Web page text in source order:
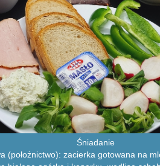
Śniadanie
(położnictwo): zacierka gotowana na